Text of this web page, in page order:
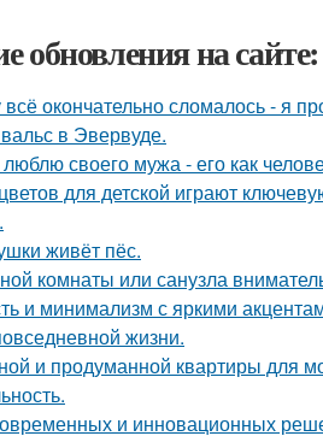
обновления на сайте:
окончательно сломалось - я
в Эвервуде.
своего мужа - его как
для детской играют
живёт пёс.
комнаты или санузла
и минимализм с яркими
жизни.
и продуманной квартиры для
и инновационных